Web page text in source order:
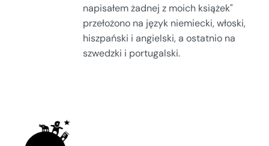
napisałem żadnej z moich książek"
przełożono na język niemiecki, włoski,
hiszpański i angielski, a ostatnio na
szwedzki i portugalski.